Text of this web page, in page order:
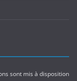
sont mis à disposition